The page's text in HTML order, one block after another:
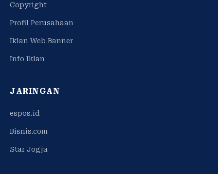
Copyright
Profil Perusahaan
Iklan Web Banner
Info Iklan
JARINGAN
espos.id
Bisnis.com
Star Jogja